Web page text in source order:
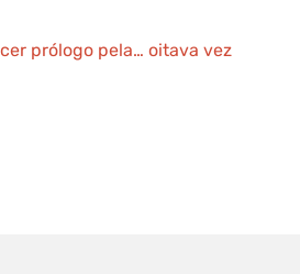
prólogo pela… oitava vez